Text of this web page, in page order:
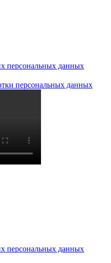
персональных данных
персональных данных
персональных данных